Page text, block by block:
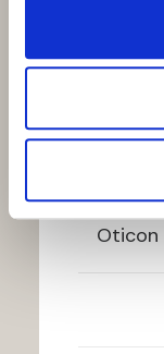
Oticon